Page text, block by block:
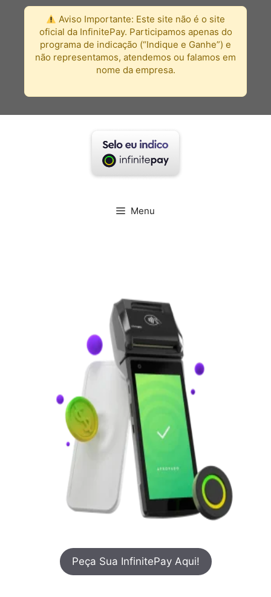
conteúdo
Aviso Importante: Este site não é o site
oficial da InfinitePay. Participamos apenas do
programa de indicação (“Indique e Ganhe”) e
não representamos, atendemos ou falamos em
nome da empresa.
Menu
Peça Sua InfinitePay Aqui!